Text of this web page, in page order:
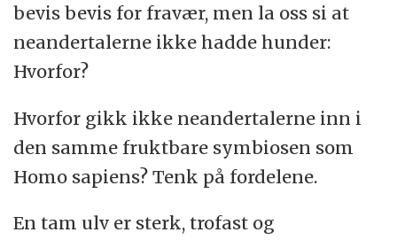
bevis bevis for fravær, men la oss si at
neandertalerne ikke hadde hunder:
Hvorfor?
Hvorfor gikk ikke neandertalerne inn i
den samme fruktbare symbiosen som
Homo sapiens? Tenk på fordelene.
En tam ulv er sterk, trofast og